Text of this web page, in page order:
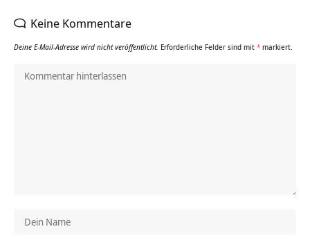
Keine Kommentare
Deine E-Mail-Adresse wird nicht veröffentlicht. Erforderliche Felder sind mit * markiert.